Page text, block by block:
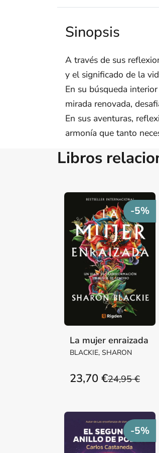
Sinopsis
A través de sus
y el significado de la
En su búsqueda
mirada renovada,
En sus aventuras,
armonía que tanto
Libros
-5%
La mujer enraizada
BLACKIE, SHARON
24,95 €
23,70 €
-5%